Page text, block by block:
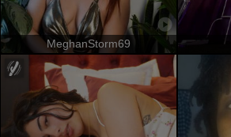
MeghanStorm69